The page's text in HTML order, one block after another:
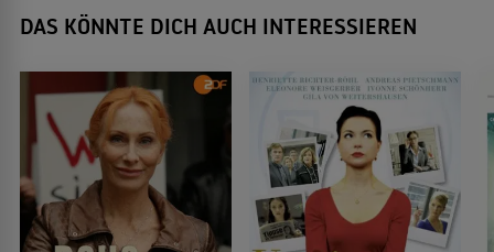
DAS KÖNNTE DICH AUCH INTERESSIEREN